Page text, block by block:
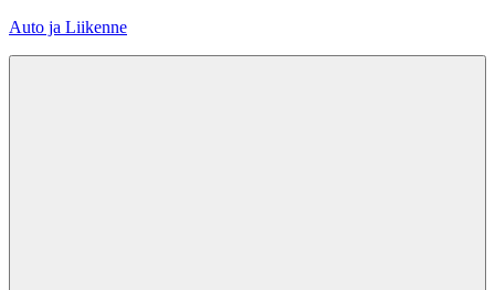
Skip
Auto ja Liikenne